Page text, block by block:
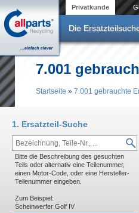
Privatkunde
Die
7.001
Startseite » 7.001 gebrauchte
1. Ersatzteil-Suche
Bitte die Beschreibung des gesuchten
Teils oder alternativ eine Teilenummer,
einen Motor-Code, oder eine Hersteller-
Teilenummer eingeben.
Zum Beispiel:
Scheinwerfer Golf IV